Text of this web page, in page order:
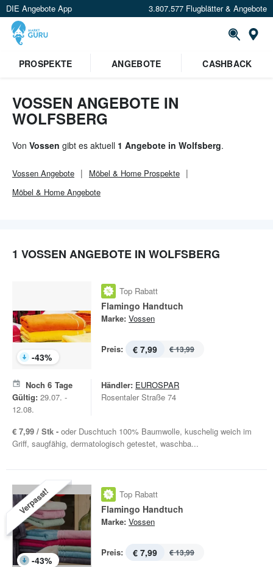
DIE Angebote App 3.807.577 Flugblätter & Angebote
Standort festlegen
PROSPEKTE ANGEBOTE CASHBACK
VOSSEN ANGEBOTE IN
WOLFSBERG
Von Vossen gibt es aktuell 1 Angebote in Wolfsberg.
Vossen Angebote Möbel & Home Prospekte
Möbel & Home Angebote
1 VOSSEN ANGEBOTE IN WOLFSBERG
-43%
Top Rabatt
Flamingo Handtuch
Marke: Vossen
Preis: € 7,99 € 13,99
Noch 6 Tage
Gültig: 29.07. -
12.08.
Händler: EUROSPAR
Rosentaler Straße 74
€ 7,99 / Stk - oder Duschtuch 100% Baumwolle, kuschelig weich im
Griff, saugfähig, dermatologisch getestet, waschba...
Verpasst!
-43%
Top Rabatt
Flamingo Handtuch
Marke: Vossen
Preis: € 7,99 € 13,99